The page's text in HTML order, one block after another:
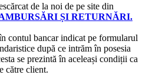
de la noi de pe site din
ȘI RETURNĂRI.
contul bancar indicat pe formularul
după ce intrăm în posesia
se prezintă în aceleași condiții ca
către client.